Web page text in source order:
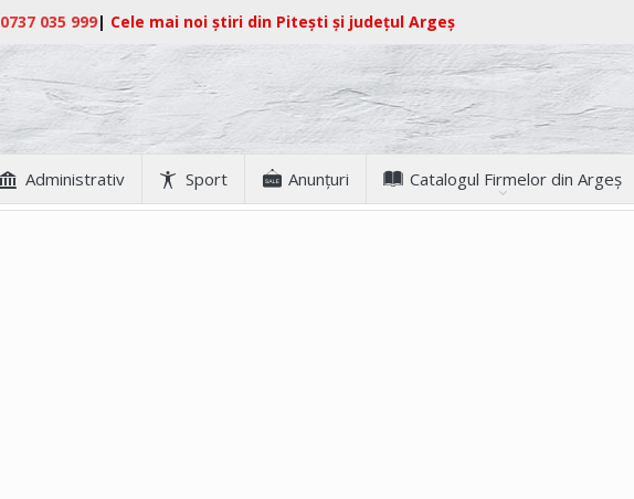
0737 035 999| Cele mai noi știri din Pitești și județul Argeș
Administrativ Sport Anunţuri Catalogul Firmelor din Argeș